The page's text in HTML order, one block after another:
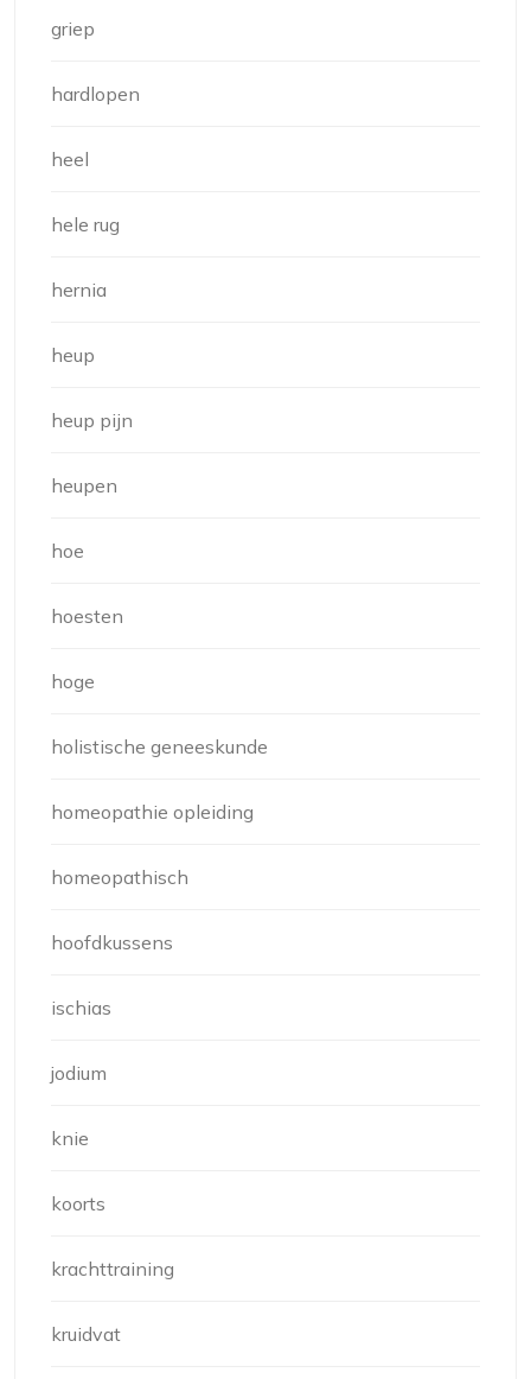
griep
hardlopen
heel
hele rug
hernia
heup
heup pijn
heupen
hoe
hoesten
hoge
holistische geneeskunde
homeopathie opleiding
homeopathisch
hoofdkussens
ischias
jodium
knie
koorts
krachttraining
kruidvat